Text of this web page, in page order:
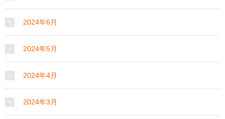
2024年6月
2024年5月
2024年4月
2024年3月